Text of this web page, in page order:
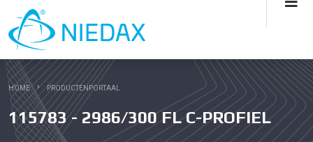
HOME PRODUCTENPORTAAL
115783 - 2986/300 FL C-PROFIEL